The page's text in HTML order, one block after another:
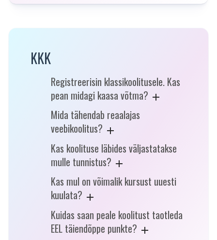
KKK
Registreerisin klassikoolitusele. Kas
pean midagi kaasa võtma?
Mida tähendab reaalajas
veebikoolitus?
Kas koolituse läbides väljastatakse
mulle tunnistus?
Kas mul on võimalik kursust uuesti
kuulata?
Kuidas saan peale koolitust taotleda
EEL täiendõppe punkte?